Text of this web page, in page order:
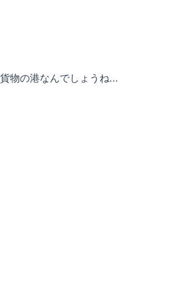
貨物の港なんでしょうね...